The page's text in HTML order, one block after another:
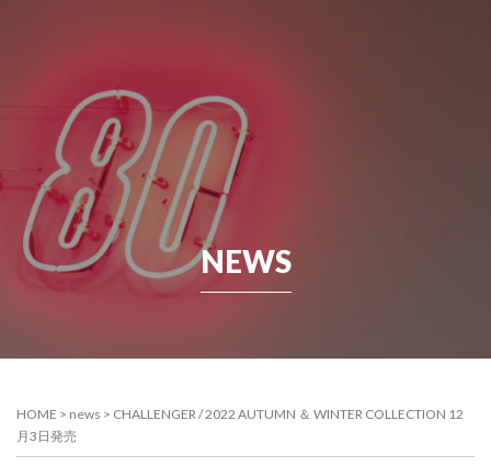
NEWS
HOME > news > CHALLENGER / 2022 AUTUMN ＆ WINTER COLLECTION 12
月3日発売